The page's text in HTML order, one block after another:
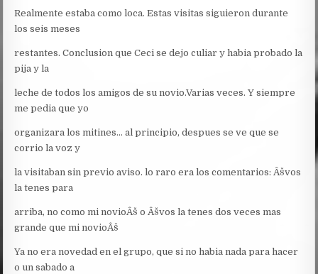
Realmente estaba como loca. Estas visitas siguieron durante
los seis meses
restantes. Conclusion que Ceci se dejo culiar y habia probado la
pija y la
leche de todos los amigos de su novio.Varias veces. Y siempre
me pedia que yo
organizara los mitines… al principio, despues se ve que se
corrio la voz y
la visitaban sin previo aviso. lo raro era los comentarios: Âšvos
la tenes para
arriba, no como mi novioÂš o Âšvos la tenes dos veces mas
grande que mi novioÂš
Ya no era novedad en el grupo, que si no habia nada para hacer
o un sabado a